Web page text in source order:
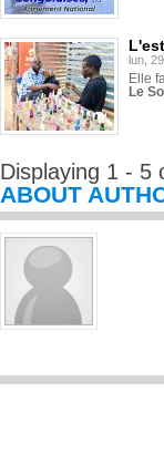
lun,
Elle
Le
Displaying 1 - 5
ABOUT